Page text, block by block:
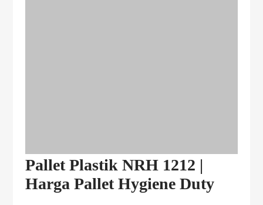
Pallet Plastik NRH 1212 |
Harga Pallet Hygiene Duty